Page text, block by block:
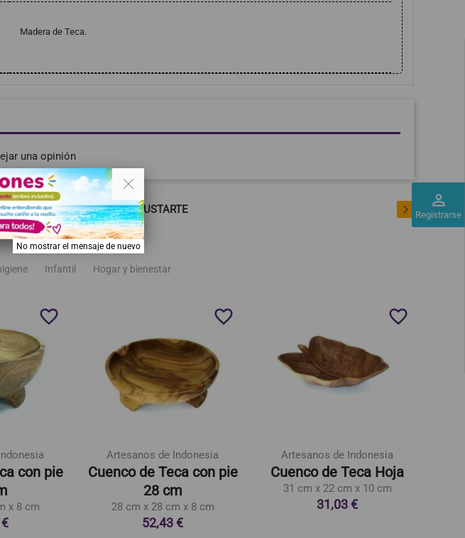
perm_identity
Registrarse
Madera de Teca.
una opinión
TAMBIÉN PODRÍA GUSTARTE
Infantil Hogar y bienestar
con pie
x 8 cm
favorite_border
Artesanos de Indonesia
Cuenco de Teca con pie
28 cm
28 cm x 28 cm x 8 cm
52,43 €
favorite_border
Artesanos de Indonesia
Cuenco de Teca Hoja
31 cm x 22 cm x 10 cm
31,03 €
favorite_border
.
No mostrar el mensaje de nuevo